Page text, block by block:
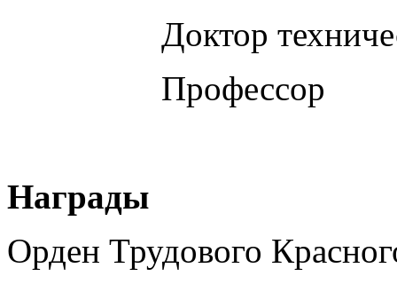
Доктор
Профессор
Награды
Орден Трудового